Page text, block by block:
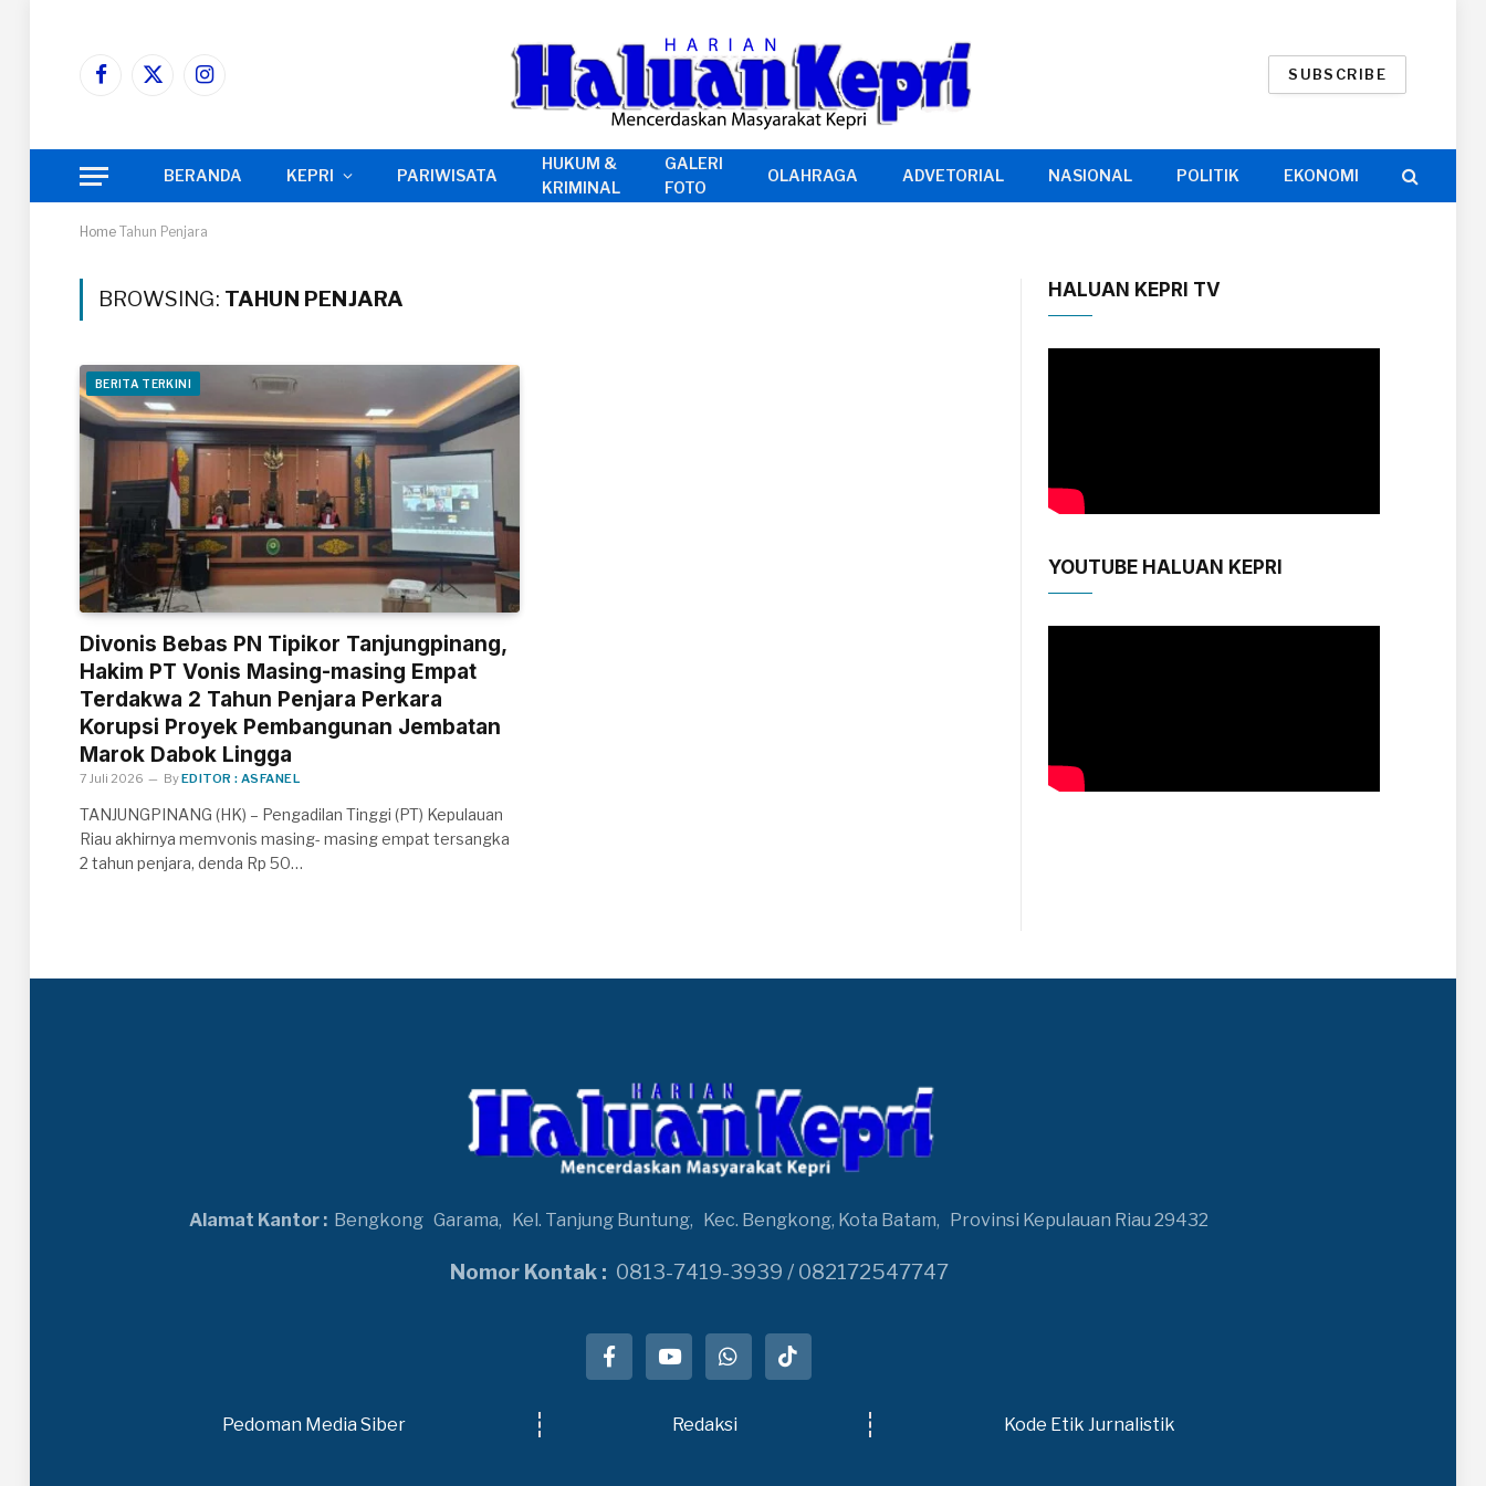
Facebook
X
Instagram
SUBSCRIBE
BERANDA KEPRI PARIWISATA
HUKUM &
KRIMINAL
GALERI
FOTO
OLAHRAGA ADVETORIAL NASIONAL POLITIK EKONOMI
Home Tahun Penjara
BROWSING: TAHUN PENJARA
BERITA TERKINI
Divonis Bebas PN Tipikor Tanjungpinang,
Hakim PT Vonis Masing-masing Empat
Terdakwa 2 Tahun Penjara Perkara
Korupsi Proyek Pembangunan Jembatan
Marok Dabok Lingga
7 Juli 2026 ByEDITOR : ASFANEL
TANJUNGPINANG (HK) – Pengadilan Tinggi (PT) Kepulauan
Riau akhirnya memvonis masing- masing empat tersangka
2 tahun penjara, denda Rp 50…
HALUAN KEPRI TV
YOUTUBE HALUAN KEPRI
Alamat Kantor : Bengkong Garama, Kel. Tanjung Buntung, Kec. Bengkong, Kota Batam, Provinsi Kepulauan Riau 29432
Nomor Kontak : 0813-7419-3939 / 082172547747
Pedoman Media Siber Redaksi Kode Etik Jurnalistik